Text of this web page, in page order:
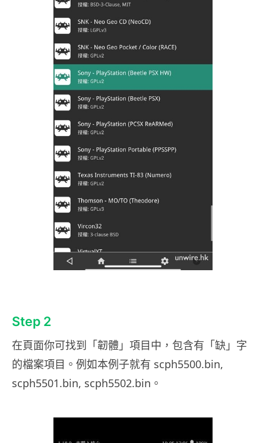
Step 2
在頁面你可找到「韌體」項目中，包含有「缺」字
的檔案項目。例如本例子就有 scph5500.bin,
scph5501.bin, scph5502.bin。